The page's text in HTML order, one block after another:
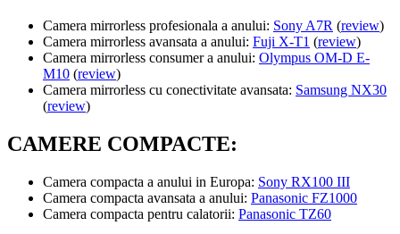
Camera mirrorless profesionala a anului: Sony A7R (review)
Camera mirrorless avansata a anului: Fuji X-T1 (review)
Camera mirrorless consumer a anului: Olympus OM-D E-
M10 (review)
Camera mirrorless cu conectivitate avansata: Samsung NX30
(review)
CAMERE COMPACTE:
Camera compacta a anului in Europa: Sony RX100 III
Camera compacta avansata a anului: Panasonic FZ1000
Camera compacta pentru calatorii: Panasonic TZ60